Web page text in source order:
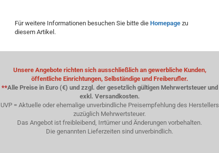
Für weitere Informationen besuchen Sie bitte die Homepage zu
diesem Artikel.
Unsere Angebote richten sich ausschließlich an gewerbliche Kunden,
öffentliche Einrichtungen, Selbständige und Freiberufler.
**Alle Preise in Euro (€) und zzgl. der gesetzlich gültigen Mehrwertsteuer und
exkl. Versandkosten.
UVP = Aktuelle oder ehemalige unverbindliche Preisempfehlung des Herstellers
zuzüglich Mehrwertsteuer.
Das Angebot ist freibleibend, Irrtümer und Änderungen vorbehalten.
Die genannten Lieferzeiten sind unverbindlich.